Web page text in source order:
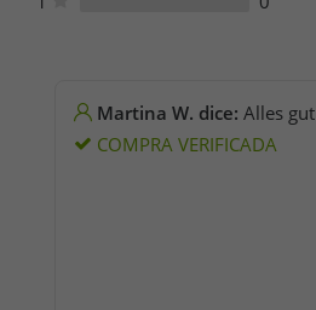
Martina W. dice: Alles gut
COMPRA VERIFICADA